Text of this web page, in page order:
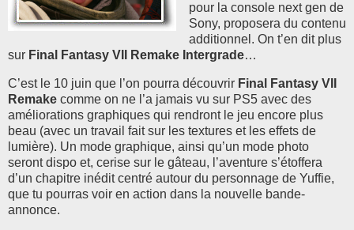
pour la console next gen de
Sony, proposera du contenu
additionnel. On t’en dit plus
sur Final Fantasy VII Remake Intergrade…
C’est le 10 juin que l’on pourra découvrir Final Fantasy VII
Remake comme on ne l’a jamais vu sur PS5 avec des
améliorations graphiques qui rendront le jeu encore plus
beau (avec un travail fait sur les textures et les effets de
lumière). Un mode graphique, ainsi qu’un mode photo
seront dispo et, cerise sur le gâteau, l’aventure s’étoffera
d’un chapitre inédit centré autour du personnage de Yuffie,
que tu pourras voir en action dans la nouvelle bande-
annonce.